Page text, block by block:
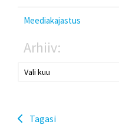
Meediakajastus
Arhiiv:
Tagasi